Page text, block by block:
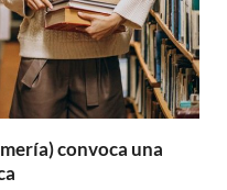
convoca una